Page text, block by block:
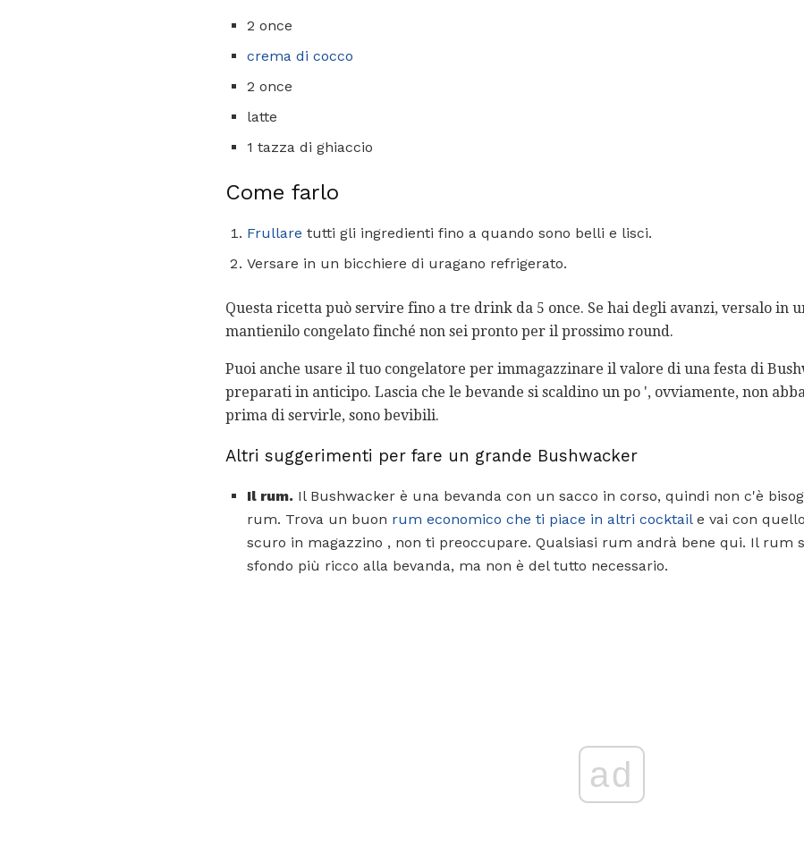
2 once
crema di cocco
2 once
latte
1 tazza di ghiaccio
Come farlo
Frullare tutti gli ingredienti fino a quando sono belli e lisci.
Versare in un bicchiere di uragano refrigerato.
Questa ricetta può servire fino a tre drink da 5 once. Se hai degli avanzi, versalo in
mantienilo congelato finché non sei pronto per il prossimo round.
Puoi anche usare il tuo congelatore per immagazzinare il valore di una festa di
preparati in anticipo. Lascia che le bevande si scaldino un po ', ovviamente, non
prima di servirle, sono bevibili.
Altri suggerimenti per fare un grande Bushwacker
Il rum. Il Bushwacker è una bevanda con un sacco in corso, quindi non c'è
rum. Trova un buon rum economico che ti piace in altri cocktaile vai con
scuro in magazzino , non ti preoccupare. Qualsiasi rum andrà bene qui. Il rum
sfondo più ricco alla bevanda, ma non è del tutto necessario.
ad